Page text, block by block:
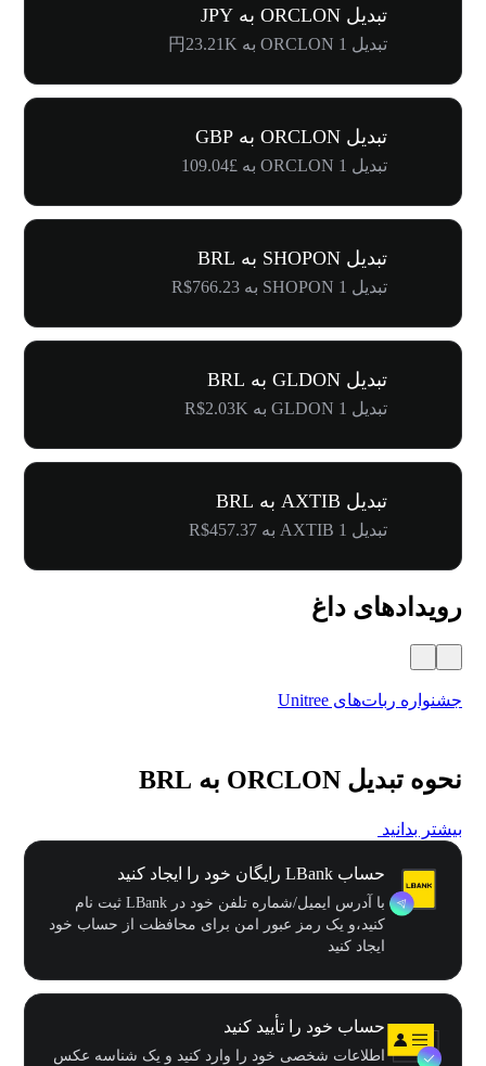
تبدیل ORCLON به JPY
تبدیل 1 ORCLON به 円23.21K
تبدیل ORCLON به GBP
تبدیل 1 ORCLON به £109.04
تبدیل SHOPON به BRL
تبدیل 1 SHOPON به R$766.23
تبدیل GLDON به BRL
تبدیل 1 GLDON به R$2.03K
تبدیل AXTIB به BRL
تبدیل 1 AXTIB به R$457.37
رویدادهای داغ
جشنواره ربات‌های Unitree
نحوه تبدیل ORCLON به BRL
بیشتر بدانید
حساب LBank رایگان خود را ایجاد کنید
با آدرس ایمیل/شماره تلفن خود در LBank ثبت نام
کنید،و یک رمز عبور امن برای محافظت از حساب خود
ایجاد کنید
حساب خود را تأیید کنید
اطلاعات شخصی خود را وارد کنید و یک شناسه عکس